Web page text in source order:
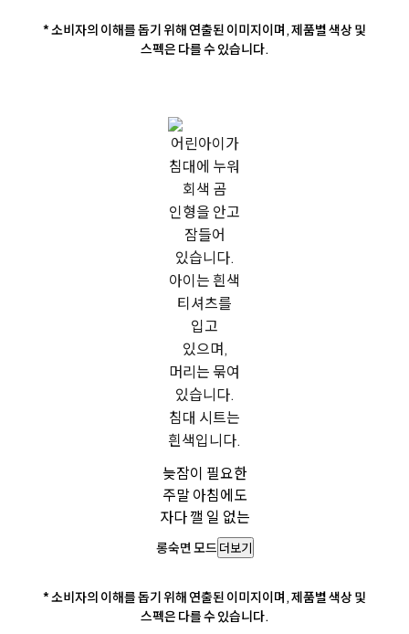
* 소비자의 이해를 돕기 위해 연출된 이미지이며, 제품별 색상 및
스펙은 다를 수 있습니다.
늦잠이 필요한
주말 아침에도
자다 깰 일 없는
롱숙면 모드 더보기
* 소비자의 이해를 돕기 위해 연출된 이미지이며, 제품별 색상 및
스펙은 다를 수 있습니다.